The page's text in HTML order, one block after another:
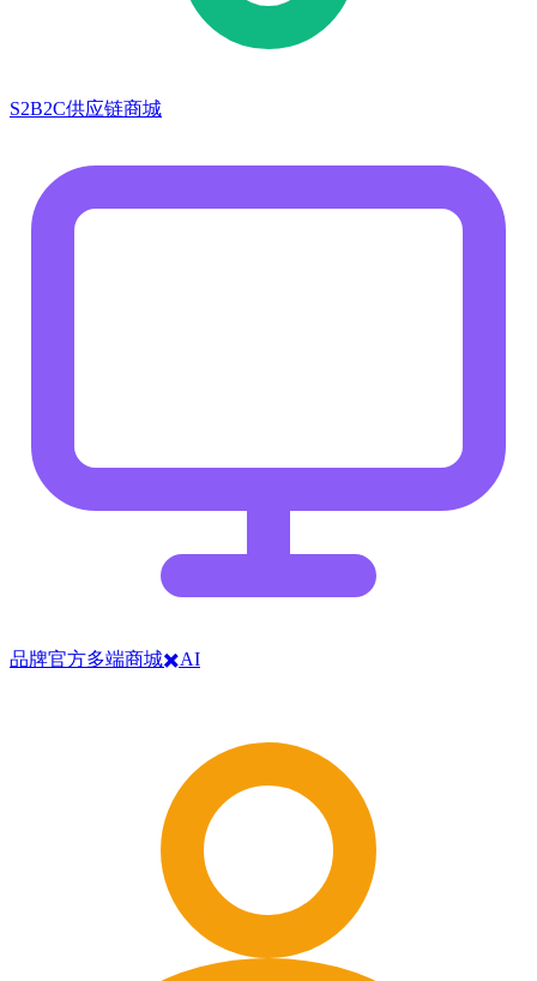
S2B2C供应链商城
品牌官方多端商城✖️AI